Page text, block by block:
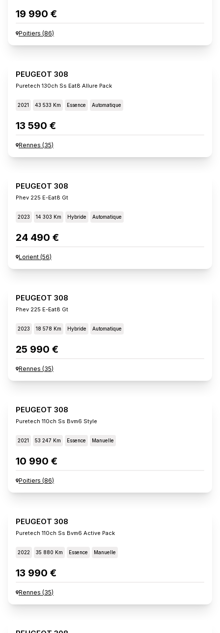
19 990 €
Poitiers (86)
PEUGEOT 308
Puretech 130ch Ss Eat8 Allure Pack
2021 43 533 Km Essence Automatique
13 590 €
Rennes (35)
PEUGEOT 308
Phev 225 E-Eat8 Gt
2023 14 303 Km Hybride Automatique
24 490 €
Lorient (56)
PEUGEOT 308
Phev 225 E-Eat8 Gt
2023 18 578 Km Hybride Automatique
25 990 €
Rennes (35)
PEUGEOT 308
Puretech 110ch Ss Bvm6 Style
2021 53 247 Km Essence Manuelle
10 990 €
Poitiers (86)
PEUGEOT 308
Puretech 110ch Ss Bvm6 Active Pack
2022 35 880 Km Essence Manuelle
13 990 €
Rennes (35)